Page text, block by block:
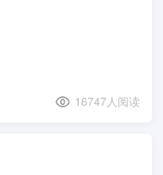
16747人阅读